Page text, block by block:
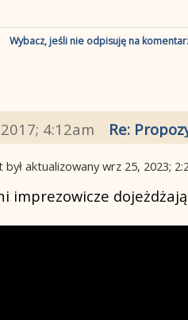
Wybacz, jeśli nie odpisuję na
4:12am Re:
był aktualizowanywrz 25, 2023;
imprezowicze